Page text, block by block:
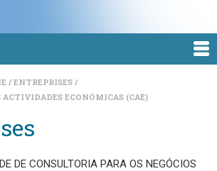
ENTREPRISES
ACTIVIDADES ECONÓMICAS (CAE)
DE CONSULTORIA PARA OS NEGÓCIOS